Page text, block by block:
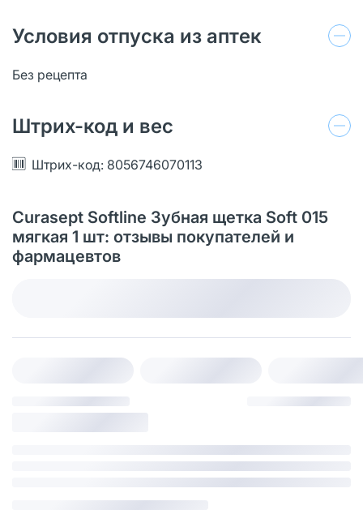
Условия отпуска из аптек
Без рецепта
Штрих-код и вес
Штрих-код: 8056746070113
Curasept Softline Зубная щетка Soft 015
мягкая 1 шт: отзывы покупателей и
фармацевтов